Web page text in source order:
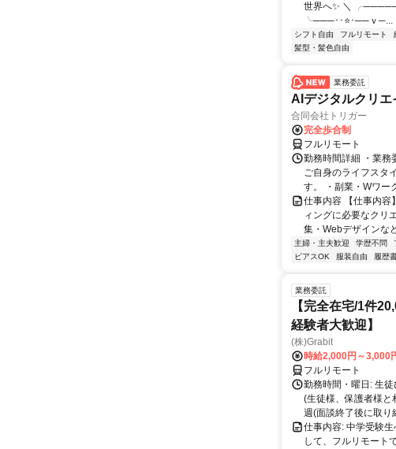
世界へ✨ ＼
╰───･･⭐･──ｖ─...
シフト自由 フルリモート
髪型・髪色自由
業務委託
AIデジタルクリエ
合同会社トリガー
完全歩合制
フルリモート
勤務時間詳細 ・業務
ご自身のライフスタ
す。 ・副業・Wワー
仕事内容 【仕事内容
ィングに必要なクリ
集・Webデザインな
主婦・主夫歓迎 学歴不問
ピアスOK
服装自由 履歴
業務委託
【完全在宅/1件
経験者大歓迎】
(株)Grabit
時給2,000円～3,000
フルリモート
勤務時間・曜日: 生
(生徒様、保護者様と
週(面談終了後に取り
仕事内容: 中学受験
して、フルリモート